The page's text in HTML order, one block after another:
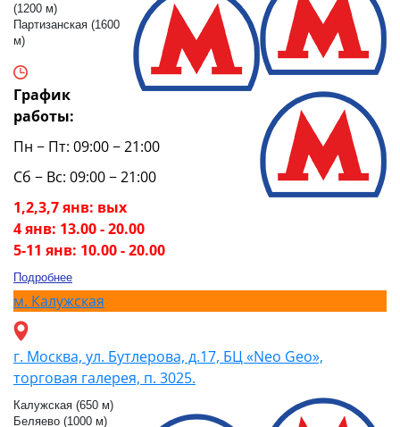
(1200 м)
Партизанская (1600
м)
График
работы:
Пн − Пт: 09:00 − 21:00
Сб − Вс: 09:00 − 21:00
1,2,3,7 янв: вых
4 янв: 13.00 - 20.00
5-11 янв: 10.00 - 20.00
Подробнее
м. Калужская
г. Москва, ул. Бутлерова, д.17, БЦ «Neo Geo»,
торговая галерея, п. 3025.
Калужская (650 м)
Беляево (1000 м)